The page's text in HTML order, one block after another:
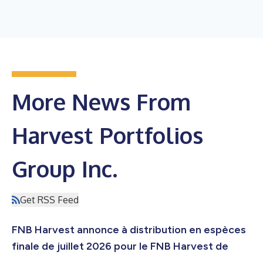
More News From
Harvest Portfolios
Group Inc.
Get RSS Feed
FNB Harvest annonce à distribution en espèces
finale de juillet 2026 pour le FNB Harvest de